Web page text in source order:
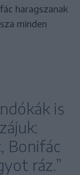
haragszanak
minden
is
Bonifác
ráz.”